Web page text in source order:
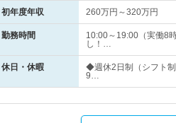
初年度年収 260万円～320万円
勤務時間
10:00～19:00（実働8
し！…
休日・休暇
◆週休2日制（シフト
9…